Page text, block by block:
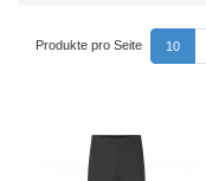
Produkte pro Seite 10